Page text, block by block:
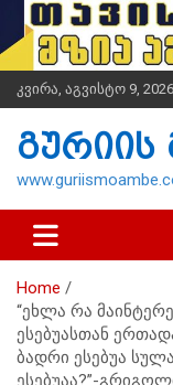
i
t
n
კვირა, აგვისტო 9, 2026
გურიის
Home
“ეხლა რა
ესებუასთან
ბადრი ესებუა
ესებუაა?”-